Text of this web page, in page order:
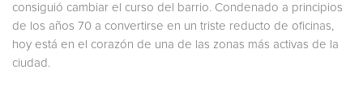
consiguió cambiar el curso del barrio. Condenado a principios
de los años 70 a convertirse en un triste reducto de oficinas,
hoy está en el corazón de una de las zonas más activas de la
ciudad.